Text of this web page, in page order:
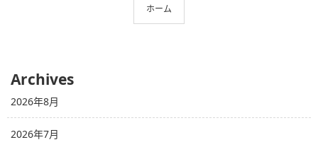
ホーム
Archives
2026年8月
2026年7月